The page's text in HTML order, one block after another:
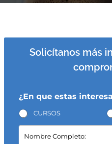
Solicítanos más
¿En que estas
CURSOS
N